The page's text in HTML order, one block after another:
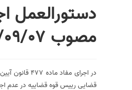
مصوب 1398/09/07
در اجرای
قضایی رییس قوه قضاییه در عدم اجرای احکام خلاف شرع بین